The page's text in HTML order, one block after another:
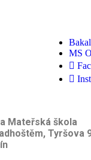
MS
Mateřská škola
Tyršova